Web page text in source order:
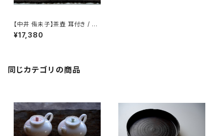
【中井 侑未子】茶壺 耳付き / 【N
akai Yumiko】teapot
¥17,380
同じカテゴリの商品